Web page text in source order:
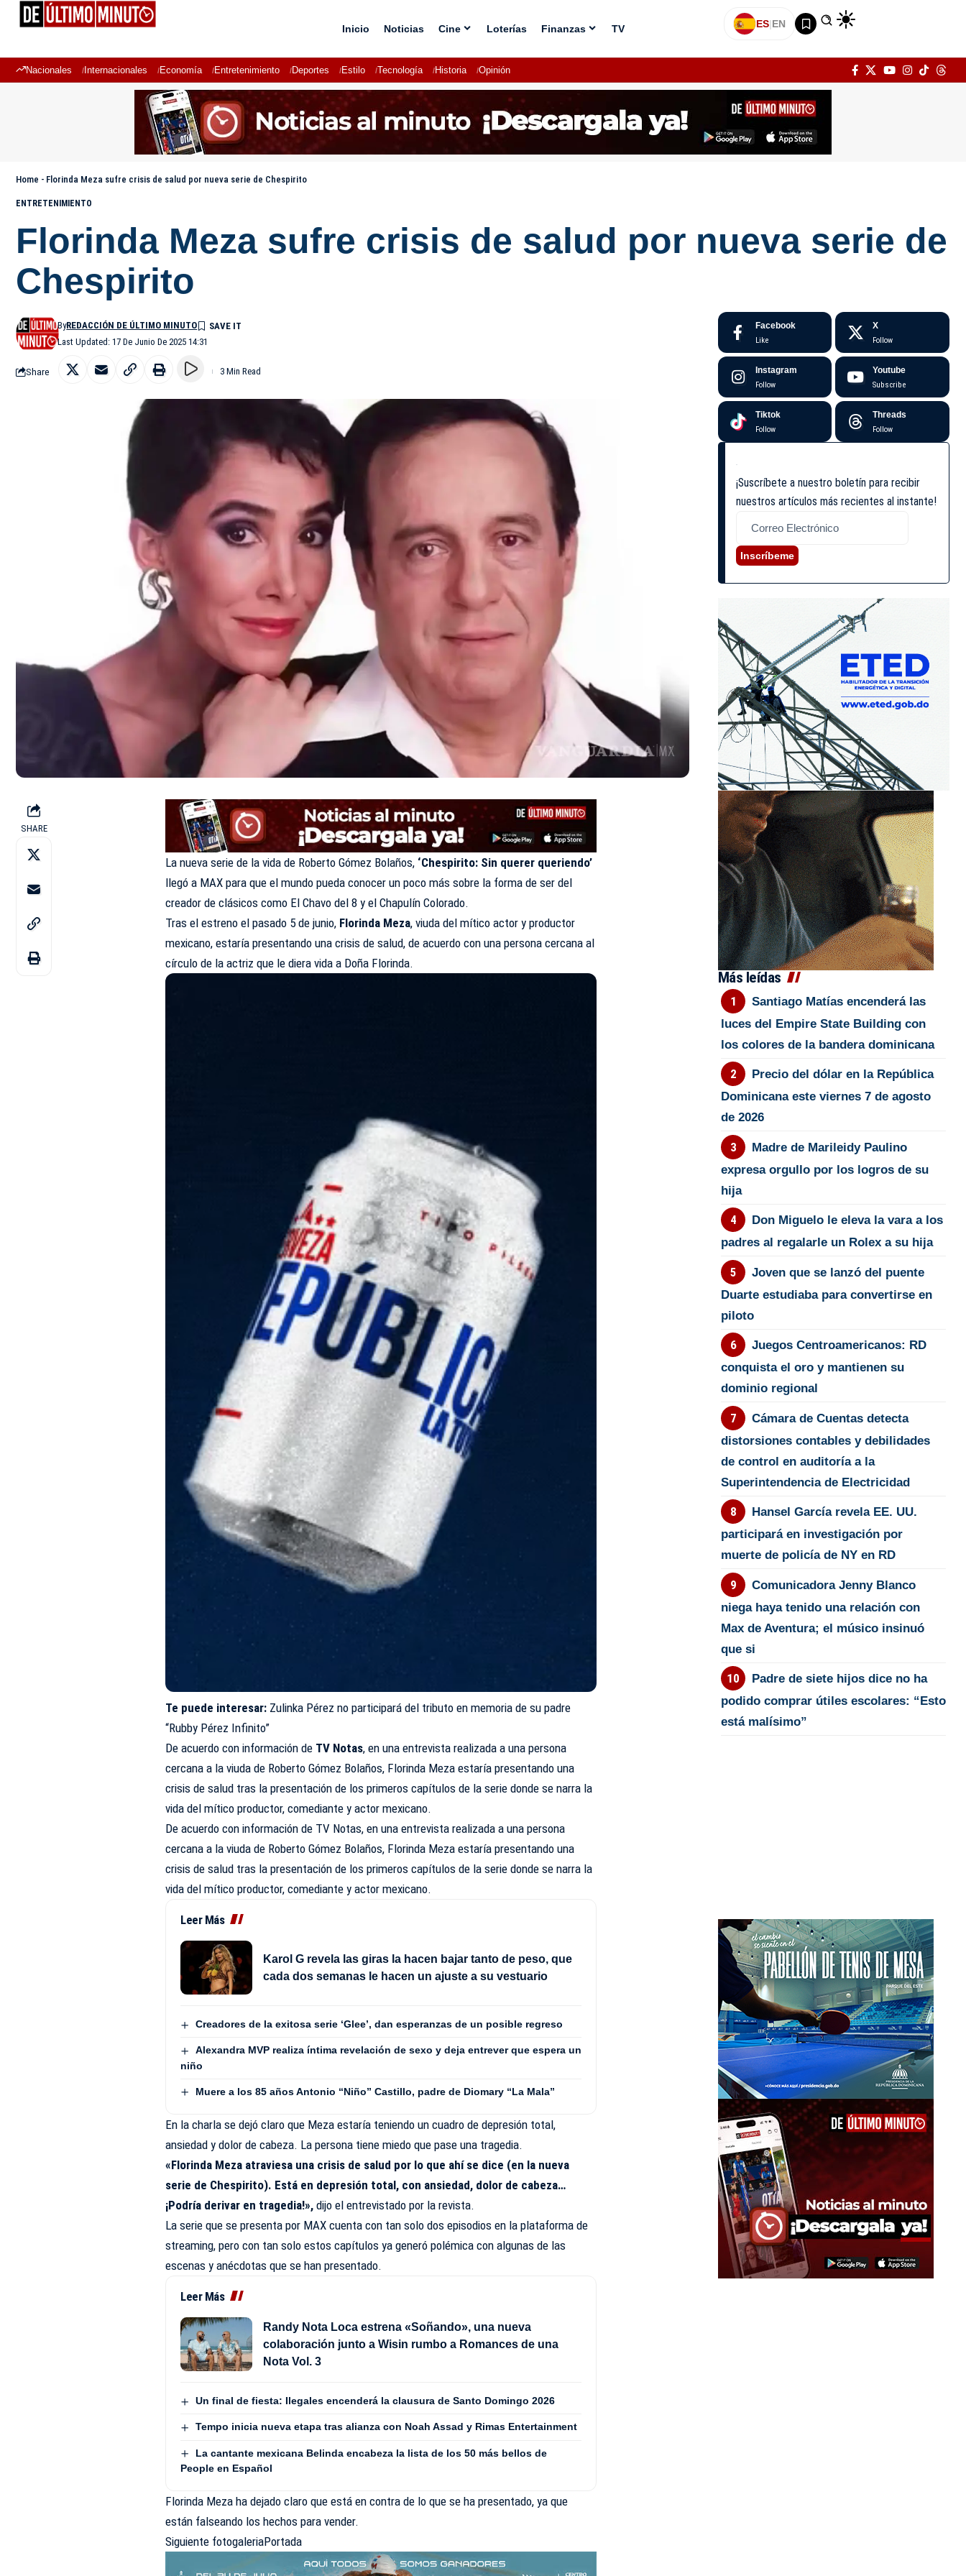
Inicio Noticias Cine Loterías Finanzas TV ES|EN
Nacionales Internacionales Economía Entretenimiento Deportes Estilo Tecnología Historia Opinión
Home - Florinda Meza sufre crisis de salud por nueva serie de Chespirito
ENTRETENIMIENTO
Florinda Meza sufre crisis de salud por nueva serie de
Chespirito
Last Updated: 17 De Junio De 2025 14:31
ByREDACCIÓN DE ÚLTIMO MINUTO
Share 3 Min Read
SHARE
La nueva serie de la vida de Roberto Gómez Bolaños, ‘Chespirito: Sin querer queriendo’
llegó a MAX para que el mundo pueda conocer un poco más sobre la forma de ser del
creador de clásicos como El Chavo del 8 y el Chapulín Colorado.
Tras el estreno el pasado 5 de junio, Florinda Meza, viuda del mítico actor y productor
mexicano, estaría presentando una crisis de salud, de acuerdo con una persona cercana al
círculo de la actriz que le diera vida a Doña Florinda.
Te puede interesar: Zulinka Pérez no participará del tributo en memoria de su padre
“Rubby Pérez Infinito”
De acuerdo con información de TV Notas, en una entrevista realizada a una persona
cercana a la viuda de Roberto Gómez Bolaños, Florinda Meza estaría presentando una
crisis de salud tras la presentación de los primeros capítulos de la serie donde se narra la
vida del mítico productor, comediante y actor mexicano.
De acuerdo con información de TV Notas, en una entrevista realizada a una persona
cercana a la viuda de Roberto Gómez Bolaños, Florinda Meza estaría presentando una
crisis de salud tras la presentación de los primeros capítulos de la serie donde se narra la
vida del mítico productor, comediante y actor mexicano.
Leer Más
Karol G revela las giras la hacen bajar tanto de peso, que
cada dos semanas le hacen un ajuste a su vestuario
Creadores de la exitosa serie ‘Glee’, dan esperanzas de un posible regreso
Alexandra MVP realiza íntima revelación de sexo y deja entrever que espera un
niño
Muere a los 85 años Antonio “Niño” Castillo, padre de Diomary “La Mala”
En la charla se dejó claro que Meza estaría teniendo un cuadro de depresión total,
ansiedad y dolor de cabeza. La persona tiene miedo que pase una tragedia.
«Florinda Meza atraviesa una crisis de salud por lo que ahí se dice (en la nueva
serie de Chespirito). Está en depresión total, con ansiedad, dolor de cabeza…
¡Podría derivar en tragedia!», dijo el entrevistado por la revista.
La serie que se presenta por MAX cuenta con tan solo dos episodios en la plataforma de
streaming, pero con tan solo estos capítulos ya generó polémica con algunas de las
escenas y anécdotas que se han presentado.
Leer Más
Randy Nota Loca estrena «Soñando», una nueva
colaboración junto a Wisin rumbo a Romances de una
Nota Vol. 3
Un final de fiesta: Ilegales encenderá la clausura de Santo Domingo 2026
Tempo inicia nueva etapa tras alianza con Noah Assad y Rimas Entertainment
La cantante mexicana Belinda encabeza la lista de los 50 más bellos de
People en Español
Florinda Meza ha dejado claro que está en contra de lo que se ha presentado, ya que
están falseando los hechos para vender.
Siguiente fotogaleriaPortada
Facebook
Like
X
Follow
Instagram
Follow
Youtube
Subscribe
Tiktok
Follow
Threads
Follow
¡Suscríbete a nuestro boletín para recibir
nuestros artículos más recientes al instante!
Inscríbeme
Más leídas
Santiago Matías encenderá las
luces del Empire State Building con
los colores de la bandera dominicana
Precio del dólar en la República
Dominicana este viernes 7 de agosto
de 2026
Madre de Marileidy Paulino
expresa orgullo por los logros de su
hija
Don Miguelo le eleva la vara a los
padres al regalarle un Rolex a su hija
Joven que se lanzó del puente
Duarte estudiaba para convertirse en
piloto
Juegos Centroamericanos: RD
conquista el oro y mantienen su
dominio regional
Cámara de Cuentas detecta
distorsiones contables y debilidades
de control en auditoría a la
Superintendencia de Electricidad
Hansel García revela EE. UU.
participará en investigación por
muerte de policía de NY en RD
Comunicadora Jenny Blanco
niega haya tenido una relación con
Max de Aventura; el músico insinuó
que si
Padre de siete hijos dice no ha
podido comprar útiles escolares: “Esto
está malísimo”